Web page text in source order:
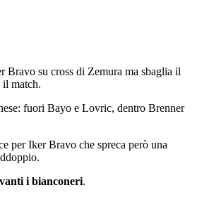
Bravo su cross di Zemura ma sbaglia il
il match.
fuori Bayo e Lovric, dentro Brenner
per Iker Bravo che spreca però una
i bianconeri.